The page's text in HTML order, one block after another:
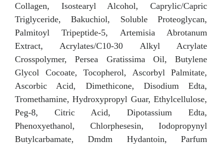
Collagen, Isostearyl Alcohol, Caprylic/Capric
Triglyceride, Bakuchiol, Soluble Proteoglycan,
Palmitoyl Tripeptide-5, Artemisia Abrotanum
Extract, Acrylates/C10-30 Alkyl Acrylate
Crosspolymer, Persea Gratissima Oil, Butylene
Glycol Cocoate, Tocopherol, Ascorbyl Palmitate,
Ascorbic Acid, Dimethicone, Disodium Edta,
Tromethamine, Hydroxypropyl Guar, Ethylcellulose,
Peg-8, Citric Acid, Dipotassium Edta,
Phenoxyethanol, Chlorphesesin, Iodopropynyl
Butylcarbamate, Dmdm Hydantoin, Parfum